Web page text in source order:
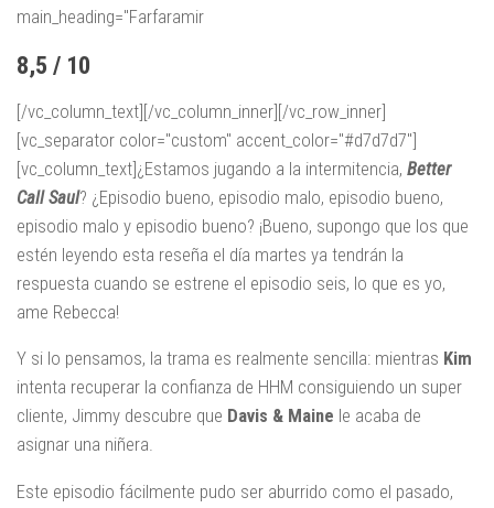
main_heading="Farfaramir
8,5 / 10
[/vc_column_text][/vc_column_inner][/vc_row_inner]
[vc_separator color="custom" accent_color="#d7d7d7"]
[vc_column_text]¿Estamos jugando a la intermitencia, Better
Call Saul? ¿Episodio bueno, episodio malo, episodio bueno,
episodio malo y episodio bueno? ¡Bueno, supongo que los que
estén leyendo esta reseña el día martes ya tendrán la
respuesta cuando se estrene el episodio seis, lo que es yo,
ame Rebecca!
Y si lo pensamos, la trama es realmente sencilla: mientras Kim
intenta recuperar la confianza de HHM consiguiendo un super
cliente, Jimmy descubre que Davis & Maine le acaba de
asignar una niñera.
Este episodio fácilmente pudo ser aburrido como el pasado,